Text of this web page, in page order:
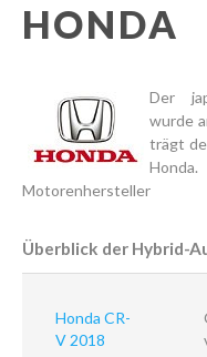
HONDA
Der
wurde
trägt
Motorenhersteller
Überblick der Hybrid-
Honda CR-
V 2018